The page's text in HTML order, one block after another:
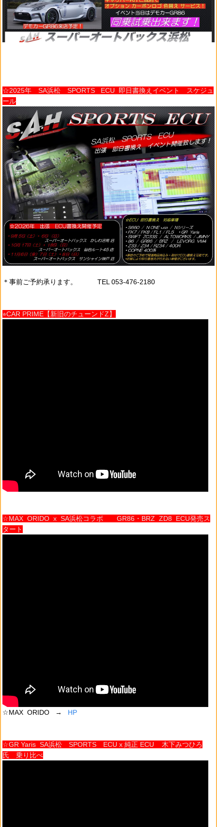
☆2025年 SA浜松 SPORTS ECU 即日書換えイベント スケジュ
ール
＊事前ご予約承ります。 TEL 053-476-2180
⭐︎CAR PRIME【新旧のチューンドZ】
☆MAX ORIDO x SA浜松コラボ GR86・BRZ ZD8 ECU発売ス
タート
☆MAX ORIDO → HP
☆GR Yaris SA浜松 SPORTS ECU x 純正 ECU 木下みつひろ
氏 乗り比べ